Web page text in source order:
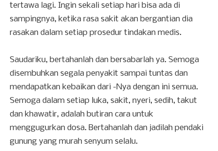
tertawa lagi. Ingin sekali setiap hari bisa ada di
sampingnya, ketika rasa sakit akan bergantian dia
rasakan dalam setiap prosedur tindakan medis.
Saudariku, bertahanlah dan bersabarlah ya. Semoga
disembuhkan segala penyakit sampai tuntas dan
mendapatkan kebaikan dari -Nya dengan ini semua.
Semoga dalam setiap luka, sakit, nyeri, sedih, takut
dan khawatir, adalah butiran cara untuk
menggugurkan dosa. Bertahanlah dan jadilah pendaki
gunung yang murah senyum selalu.